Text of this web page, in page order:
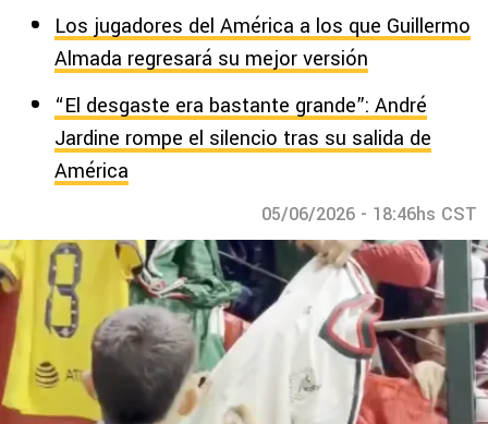
Los jugadores del América a los que Guillermo
Almada regresará su mejor versión
“El desgaste era bastante grande”: André
Jardine rompe el silencio tras su salida de
América
05/06/2026 - 18:46hs CST